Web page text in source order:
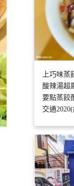
上巧味
酸辣湯超
要點蒸餃
交通